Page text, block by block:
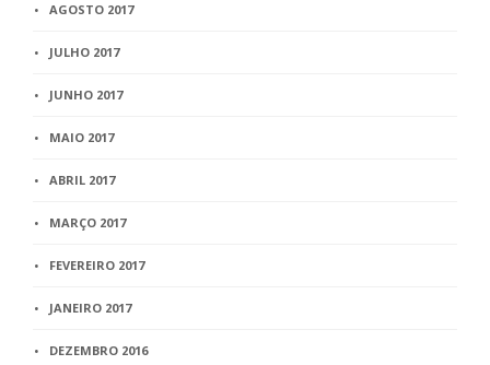
AGOSTO 2017
JULHO 2017
JUNHO 2017
MAIO 2017
ABRIL 2017
MARÇO 2017
FEVEREIRO 2017
JANEIRO 2017
DEZEMBRO 2016